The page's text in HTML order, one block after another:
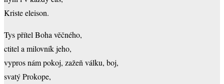
Kriste eleison.
Tys přítel Boha věčného,
ctitel a milovník jeho,
vypros nám pokoj, zažeň válku, boj,
svatý Prokope,